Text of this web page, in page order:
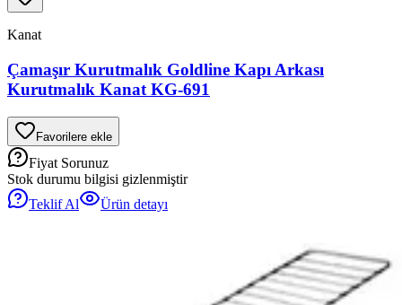
Kanat
Çamaşır Kurutmalık Goldline Kapı Arkası
Kurutmalık Kanat KG-691
Favorilere ekle
Fiyat Sorunuz
Stok durumu bilgisi gizlenmiştir
Teklif Al
Ürün detayı